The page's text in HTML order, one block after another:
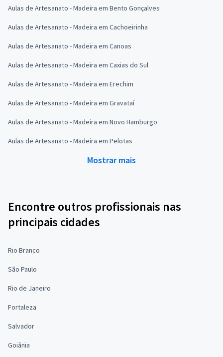
Aulas de Artesanato - Madeira em Bento Gonçalves
Aulas de Artesanato - Madeira em Cachoeirinha
Aulas de Artesanato - Madeira em Canoas
Aulas de Artesanato - Madeira em Caxias do Sul
Aulas de Artesanato - Madeira em Erechim
Aulas de Artesanato - Madeira em Gravataí
Aulas de Artesanato - Madeira em Novo Hamburgo
Aulas de Artesanato - Madeira em Pelotas
Mostrar mais
Encontre outros profissionais nas
principais cidades
Rio Branco
São Paulo
Rio de Janeiro
Fortaleza
Salvador
Goiânia